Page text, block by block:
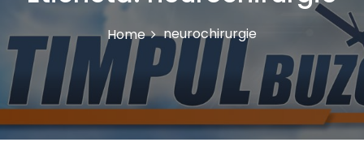
Home neurochirurgie